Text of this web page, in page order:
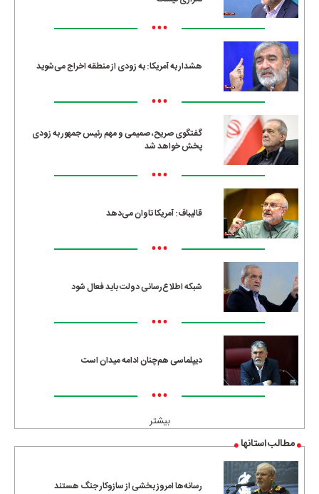
•••
هشدار به آمریکا: به زودی از منطقه اخراج می‌شوید
•••
گفتگوی صریح، صمیمی و مهم رئیس جمهور به زودی
پخش خواهد شد
•••
قالیباف: آمریکا تاوان می‌دهد
•••
شبکه اطلاع‌رسانی دولت باید فعال شود
•••
دیپلماسی هم‌چنان ادامه میدان است
•••
بیشتر
مطالب استانها
رسانه‌ها امروز بخشی از سازوکار جنگ هستند